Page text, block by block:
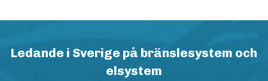
Ledande i Sverige på bränslesystem och
elsystem